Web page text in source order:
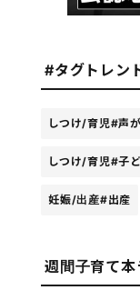
#タグトレン
しつけ/育児#声
しつけ/育児#子
妊娠/出産#出産
週間子育て